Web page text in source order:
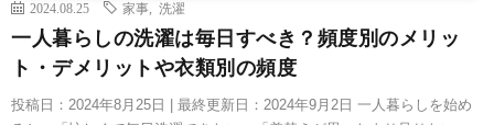
2024.08.25 家事 洗濯
一人暮らしの洗濯は毎日すべき？頻度別のメリッ
ト・デメリットや衣類別の頻度
投稿日：2024年8月25日 | 最終更新日：2024年9月2日 一人暮らしを始め